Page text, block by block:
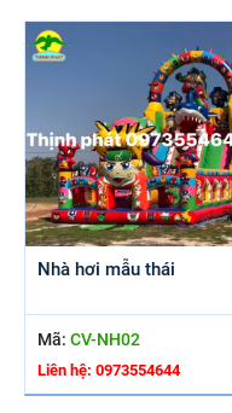
Nhà hơi mẫu thái
Mã: CV-NH02
Liên hệ: 0973554644